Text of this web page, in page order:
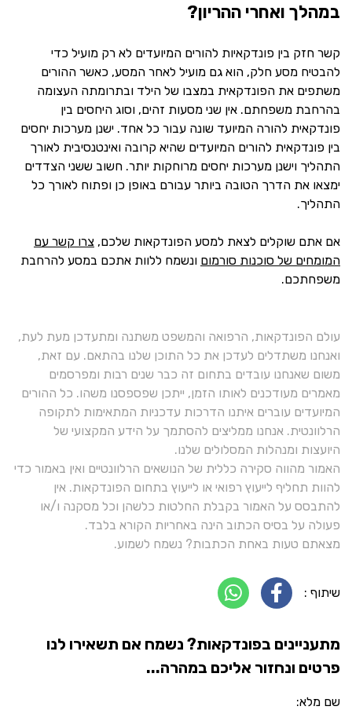
במהלך ואחרי ההריון?
קשר חזק בין פונדקאיות להורים המיועדים לא רק מועיל כדי
להבטיח מסע חלק, הוא גם מועיל לאחר המסע, כאשר ההורים
משתפים את הפונדקאית במצבו של הילד ובתרומתה העצומה
בהרחבת משפחתם. אין שני מסעות זהים, וסוג היחסים בין
פונדקאית להורה המיועד שונה עבור כל אחד. ישנן מערכות יחסים
בין פונדקאית להורים המיועדים שהיא קרובה ואינטנסיבית לאורך
התהליך וישנן מערכות יחסים מרוחקות יותר. חשוב ששני הצדדים
ימצאו את הדרך הטובה ביותר עבורם באופן כן ופתוח לאורך כל
התהליך.
אם אתם שוקלים לצאת למסע הפונדקאות שלכם, צרו קשר עם
המומחים של סוכנות סורמום ונשמח ללוות אתכם במסע להרחבת
משפחתכם.
עולם הפונדקאות, הרפואה והמשפט משתנה ומתעדכן מעת לעת,
ואנחנו משתדלים לעדכן את כל התוכן שלנו בהתאם. עם זאת,
משום שאנחנו עובדים בתחום זה כבר שנים רבות ומפרסמים
מאמרים מעודכנים לאותו הזמן, ייתכן שפספסנו משהו. כל ההורים
המיועדים עוברים איתנו הדרכות עדכניות המתאימות לתקופה
הרלוונטית. אנחנו ממליצים להסתמך על הידע המקצועי של
היועצות ומנהלות המסלולים שלנו.
האמור מהווה סקירה כללית של הנושאים הרלוונטיים ואין באמור כדי
להוות תחליף לייעוץ רפואי או לייעוץ בתחום הפונדקאות. אין
להתבסס על האמור בקבלת החלטות כלשהן וכל מסקנה ו/או
פעולה על בסיס הכתוב הינה באחריות הקורא בלבד.
מצאתם טעות באחת הכתבות? נשמח לשמוע.
שיתוף :
מתעניינים בפונדקאות? נשמח אם תשאירו לנו
פרטים ונחזור אליכם במהרה...
שם מלא: